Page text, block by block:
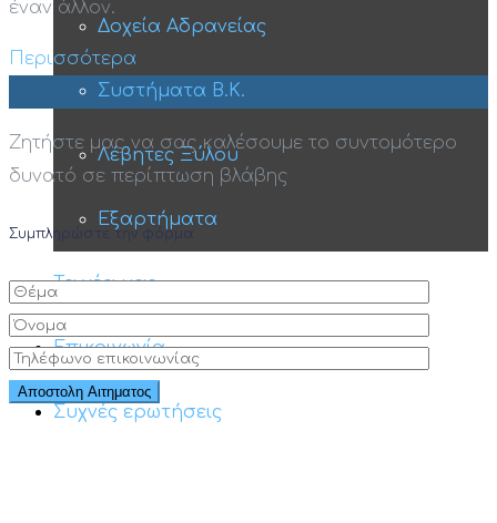
Δοχεία Αδρανείας
Συστήματα Β.Κ.
Λέβητες Ξύλου
Εξαρτήματα
Τα νέα μας
Επικοινωνία
Συχνές ερωτήσεις
έναν άλλον.
Περισσότερα
Ζητήστε μας να σας καλέσουμε το συντομότερο
δυνατό σε περίπτωση βλάβης
Συμπληρώστε την φόρμα